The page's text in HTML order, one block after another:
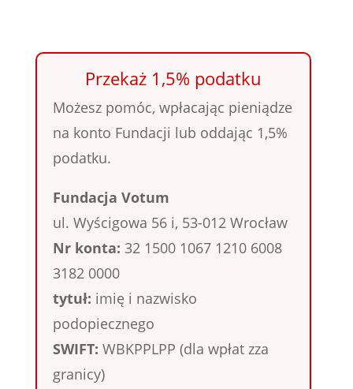
Przekaż 1,5% podatku
Możesz pomóc, wpłacając pieniądze
na konto Fundacji lub oddając 1,5%
podatku.
Fundacja Votum
ul. Wyścigowa 56 i, 53-012 Wrocław
Nr konta: 32 1500 1067 1210 6008
3182 0000
tytuł: imię i nazwisko
podopiecznego
SWIFT: WBKPPLPP (dla wpłat zza
granicy)